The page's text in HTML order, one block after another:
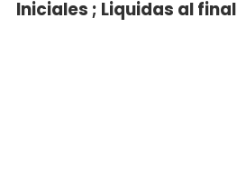
Iniciales ; Liquidas al final